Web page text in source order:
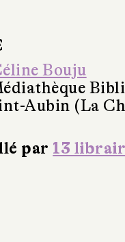
Bouju
Aubin (La
par 13